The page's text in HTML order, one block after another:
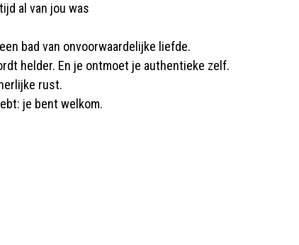
al van jou was
bad van onvoorwaardelijke liefde.
helder. En je ontmoet je authentieke zelf.
rust.
je bent welkom.